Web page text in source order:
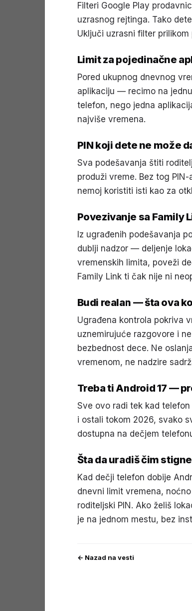
Filteri Google Play
uzrasnog rejtinga. Tako
Uključi uzrasni filter prilikom
Limit za pojedinačne
Pored ukupnog dnevnog
aplikaciju — recimo na
telefon, nego jedna
najviše vremena.
PIN koji dete ne može
Sva podešavanja štiti
produži vreme. Bez tog
nemoj koristiti isti kao za
Povezivanje sa Family
Iz ugrađenih podešavanja
dublji nadzor — deljenje
vremenskih limita, poveži
Family Link ti čak nije ni
Budi realan — šta ova
Ugrađena kontrola pokriva
uznemirujuće razgovore i
bezbednost dece. Ne
vremenom, ne nadzire
Treba ti Android 17 —
Sve ovo radi tek kad telefon
i ostali tokom 2026, svako
dostupna na dečjem
Šta da uradiš čim
Kad dečji telefon dobije
dnevni limit vremena,
roditeljski PIN. Ako želiš
je na jednom mestu, bez
← Nazad na vesti